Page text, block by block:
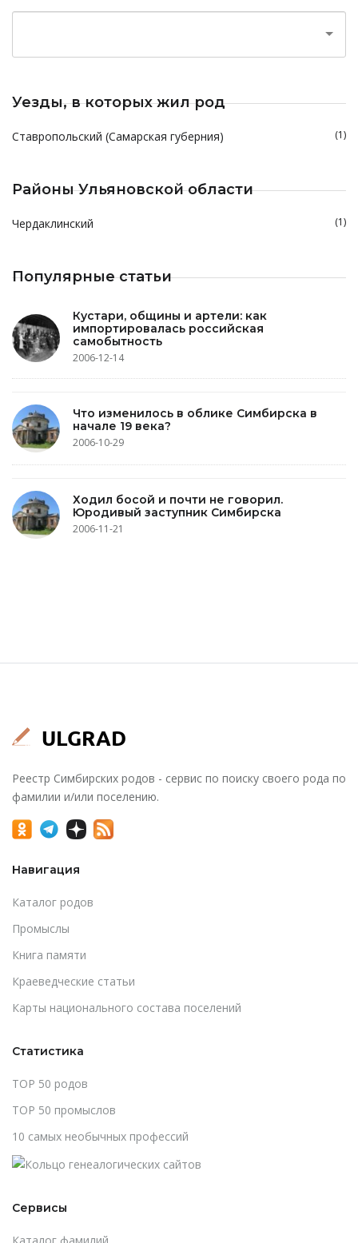
Уезды, в которых жил род
Ставропольский (Самарская губерния) (1)
Районы Ульяновской области
Чердаклинский (1)
Популярные статьи
Кустари, общины и артели: как
импортировалась российская
самобытность
2006-12-14
Что изменилось в облике Симбирска в
начале 19 века?
2006-10-29
Ходил босой и почти не говорил.
Юродивый заступник Симбирска
2006-11-21
Реестр Симбирских родов - сервис по поиску своего рода по
фамилии и/или поселению.
Навигация
Каталог родов
Промыслы
Книга памяти
Краеведческие статьи
Карты национального состава поселений
Статистика
TOP 50 родов
TOP 50 промыслов
10 самых необычных профессий
Сервисы
Каталог фамилий